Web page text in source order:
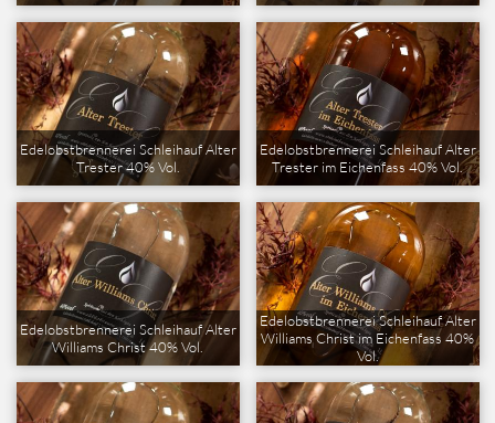
Edelobstbrennerei Schleihauf Alter
Trester 40% Vol.
Edelobstbrennerei Schleihauf Alter
Trester im Eichenfass 40% Vol.
Edelobstbrennerei Schleihauf Alter
Williams Christ 40% Vol.
Edelobstbrennerei Schleihauf Alter
Williams Christ im Eichenfass 40%
Vol.